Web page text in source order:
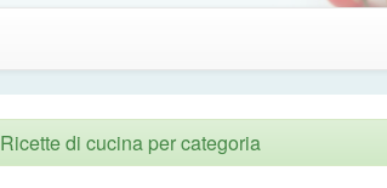
Ricette di cucina per categoria